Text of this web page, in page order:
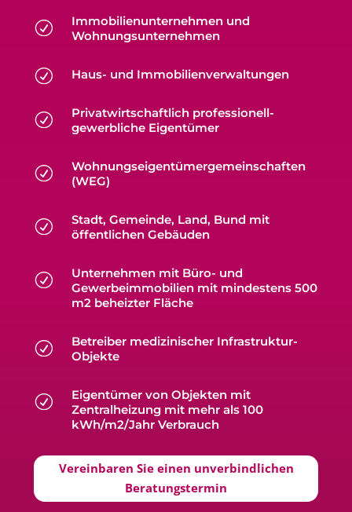
R
Immobilienunternehmen und
Wohnungsunternehmen
R Haus- und Immobilienverwaltungen
R
Privatwirtschaftlich professionell-
gewerbliche Eigentümer
R
Wohnungseigentümergemeinschaften
(WEG)
R
Stadt, Gemeinde, Land, Bund mit
öffentlichen Gebäuden
R
Unternehmen mit Büro- und
Gewerbeimmobilien mit mindestens 500
m2 beheizter Fläche
R
Betreiber medizinischer Infrastruktur-
Objekte
R
Eigentümer von Objekten mit
Zentralheizung mit mehr als 100
kWh/m2/Jahr Verbrauch
Vereinbaren Sie einen unverbindlichen
Beratungstermin